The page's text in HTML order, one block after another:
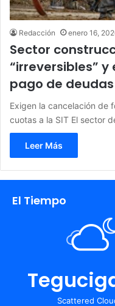
Redacción enero 16,
Sector
“irreversibles” y
pago de
Exigen la cancelación de
cuotas a la SIT El sector
Leer Más
El Tiempo
Scattered